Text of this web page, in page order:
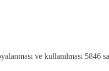
ve kullanılması 5846